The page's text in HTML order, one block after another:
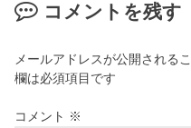
コメントを残す
メールアドレスが公開される
欄は必須項目です
コメント ※